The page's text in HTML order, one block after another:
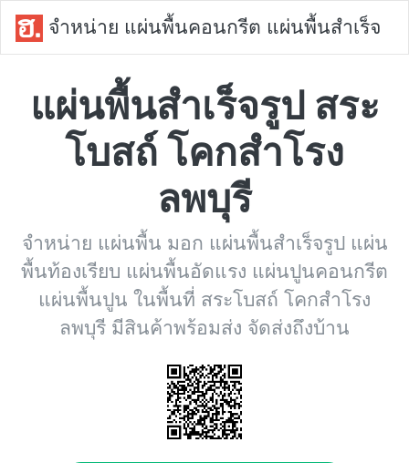
จำหน่าย แผ่นพื้นคอนกรีต แผ่นพื้นสำเร็จ
แผ่นพื้นสำเร็จรูป สระ
โบสถ์ โคกสำโรง
ลพบุรี
จำหน่าย แผ่นพื้น มอก แผ่นพื้นสำเร็จรูป แผ่น
พื้นท้องเรียบ แผ่นพื้นอัดแรง แผ่นปูนคอนกรีต
แผ่นพื้นปูน ในพื้นที่ สระโบสถ์ โคกสำโรง
ลพบุรี มีสินค้าพร้อมส่ง จัดส่งถึงบ้าน